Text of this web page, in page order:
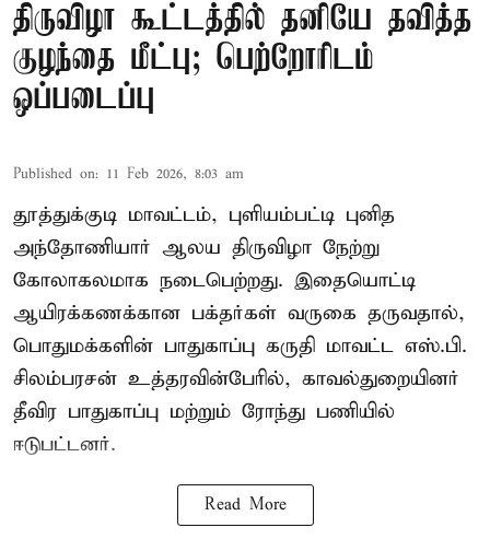
திருவிழா கூட்டத்தில் தனியே தவித்த
குழந்தை மீட்பு; பெற்றோரிடம்
ஒப்படைப்பு
Published on: 11 Feb 2026, 8:03 am
தூத்துக்குடி மாவட்டம், புளியம்பட்டி புனித
அந்தோணியார் ஆலய திருவிழா நேற்று
கோலாகலமாக நடைபெற்றது. இதையொட்டி
ஆயிரக்கணக்கான பக்தர்கள் வருகை தருவதால்,
பொதுமக்களின் பாதுகாப்பு கருதி மாவட்ட எஸ்.பி.
சிலம்பரசன் உத்தரவின்பேரில், காவல்துறையினர்
தீவிர பாதுகாப்பு மற்றும் ரோந்து பணியில்
ஈடுபட்டனர்.
Read More